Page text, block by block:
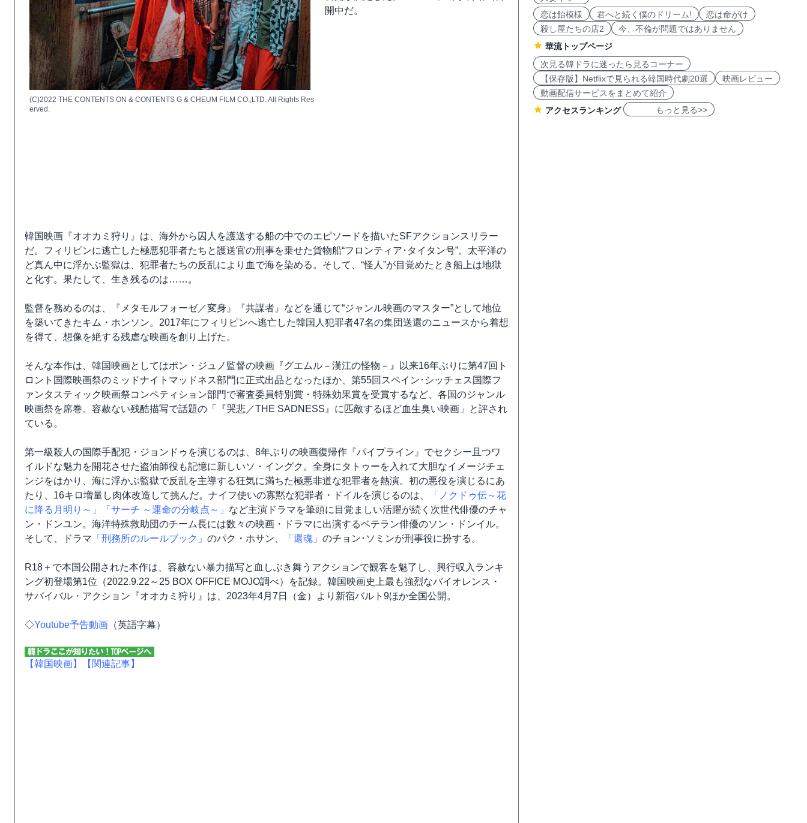
(C)2022 THE CONTENTS ON & CONTENTS G & CHEUM FILM CO.,LTD. All Rights Res
erved.
開中だ。
韓国映画『オオカミ狩り』は、海外から囚人を護送する船の中でのエピソードを描いたSFアクションスリラー
だ。フィリピンに逃亡した極悪犯罪者たちと護送官の刑事を乗せた貨物船“フロンティア･タイタン号”。太平洋の
ど真ん中に浮かぶ監獄は、犯罪者たちの反乱により血で海を染める。そして、“怪人”が目覚めたとき船上は地獄
と化す。果たして、生き残るのは……。
監督を務めるのは、『メタモルフォーゼ／変身』『共謀者』などを通じて“ジャンル映画のマスター”として地位
を築いてきたキム・ホンソン。2017年にフィリピンへ逃亡した韓国人犯罪者47名の集団送還のニュースから着想
を得て、想像を絶する残虐な映画を創り上げた。
そんな本作は、韓国映画としてはポン・ジュノ監督の映画『グエムル－漢江の怪物－』以来16年ぶりに第47回ト
ロント国際映画祭のミッドナイトマッドネス部門に正式出品となったほか、第55回スペイン･シッチェス国際フ
ァンタスティック映画祭コンペティション部門で審査委員特別賞・特殊効果賞を受賞するなど、各国のジャンル
映画祭を席巻。容赦ない残酷描写で話題の「『哭悲／THE SADNESS』に匹敵するほど血生臭い映画」と評され
ている。
第一級殺人の国際手配犯・ジョンドゥを演じるのは、8年ぶりの映画復帰作『パイプライン』でセクシー且つワ
イルドな魅力を開花させた盗油師役も記憶に新しいソ・イングク。全身にタトゥーを入れて大胆なイメージチェ
ンジをはかり、海に浮かぶ監獄で反乱を主導する狂気に満ちた極悪非道な犯罪者を熱演。初の悪役を演じるにあ
たり、16キロ増量し肉体改造して挑んだ。ナイフ使いの寡黙な犯罪者・ドイルを演じるのは、
「ノクドゥ伝～花
に降る月明り～」
「サーチ ～運命の分岐点～」 など主演ドラマを筆頭に目覚ましい活躍が続く次世代俳優のチャ
ン・ドンユン。海洋特殊救助団のチーム長には数々の映画・ドラマに出演するベテラン俳優のソン・ドンイル。
そして、ドラマ 「刑務所のルールブック」 のパク・ホサン、 「還魂」 のチョン･ソミンが刑事役に扮する。
R18＋で本国公開された本作は、容赦ない暴力描写と血しぶき舞うアクションで観客を魅了し、興行収入ランキ
ング初登場第1位（2022.9.22～25 BOX OFFICE MOJO調べ）を記録。韓国映画史上最も強烈なバイオレンス・
サバイバル・アクション『オオカミ狩り』は、2023年4月7日（金）より新宿バルト9ほか全国公開。
◇Youtube予告動画 （英語字幕）
【韓国映画】 【関連記事】
恋は飴模様
君へと続く僕のドリーム!
恋は命がけ
殺し屋たちの店2
今、不倫が問題ではありません
華流トップページ
次見る韓ドラに迷ったら見るコーナー
【保存版】Netflixで見られる韓国時代劇20選
映画レビュー
動画配信サービスをまとめて紹介
アクセスランキング
もっと見る>>